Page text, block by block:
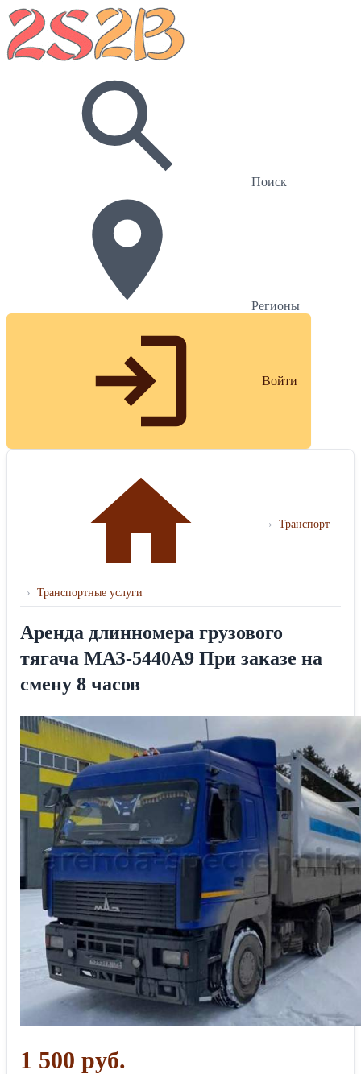
Поиск
Регионы
Войти
› Транспорт
› Транспортные услуги
Аренда длинномера грузового
тягача МАЗ-5440А9 При заказе на
смену 8 часов
1 500 руб.